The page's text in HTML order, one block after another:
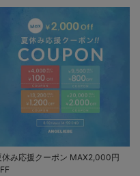
休み応援クーポン MAX2,000円